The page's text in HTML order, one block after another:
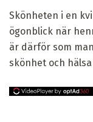
Skönheten i en
ögonblick när
är därför som
skönhet och